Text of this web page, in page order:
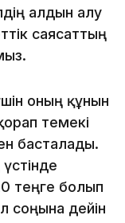
алдын алу
саясаттың
оның құнын
темекі
басталады.
теңге болып
соңына дейін